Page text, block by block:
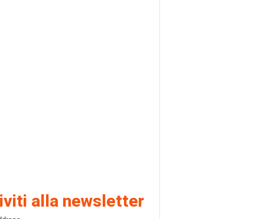
alla newsletter